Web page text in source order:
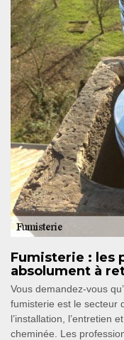
Fumisterie : les
absolument à
Vous demandez-vous
fumisterie est le secteur
l’installation, l’entretien
cheminée. Les